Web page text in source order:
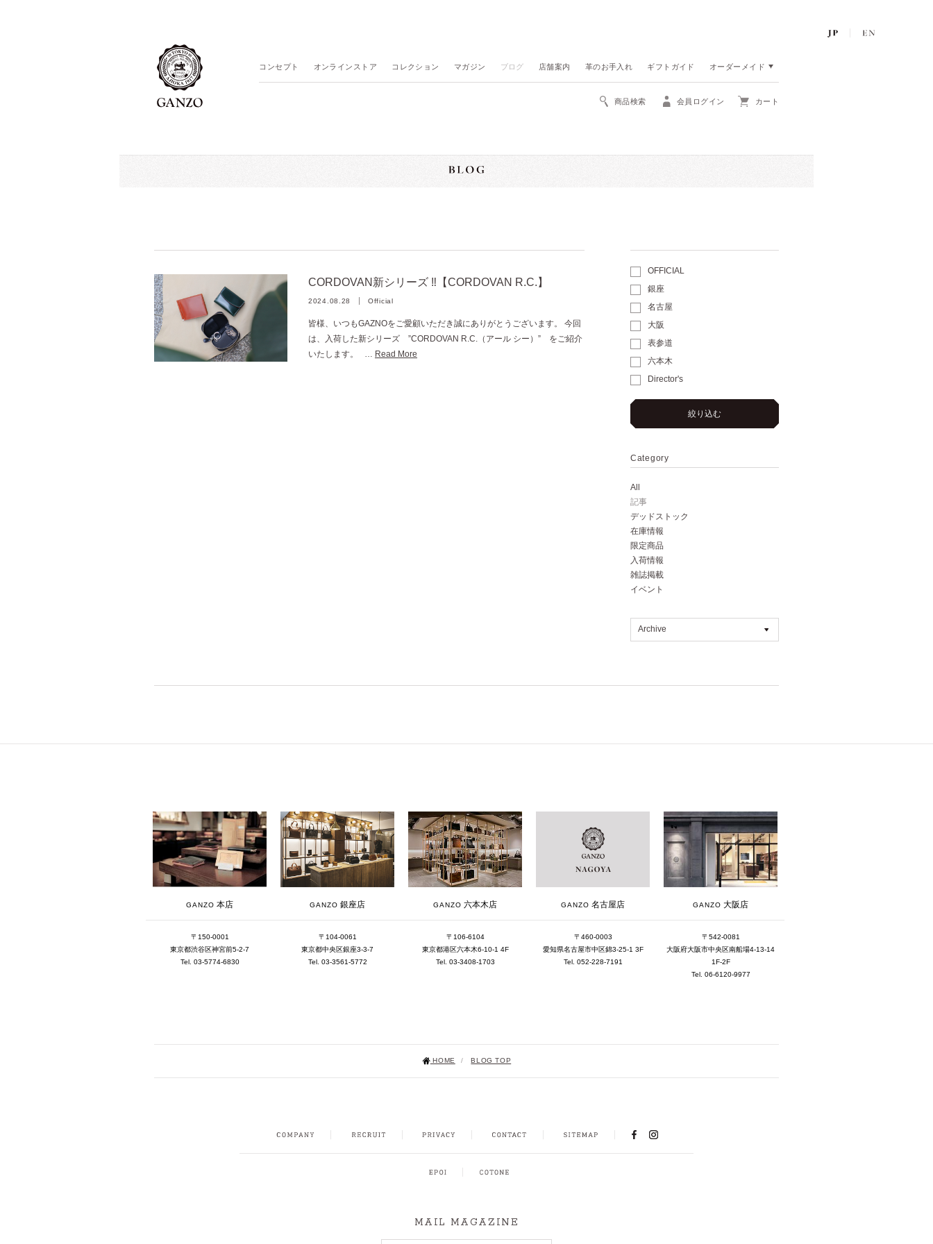
コンセプト オンラインストア コレクション マガジン ブログ 店舗案内 革のお手入れ ギフトガイド オーダーメイド
商品検索 会員ログイン カート
OFFICIAL
銀座
名古屋
大阪
表参道
六本木
Director's
絞り込む
Category
All
記事
デッドストック
在庫情報
限定商品
入荷情報
雑誌掲載
イベント
Archive
2026年4月 [7]
2025年12月 [2]
2025年11月 [6]
2025年10月 [8]
2025年9月 [8]
2025年1月 [1]
CORDOVAN新シリーズ ‼【CORDOVAN R.C.】
2024.08.28 Official
皆様、いつもGAZNOをご愛顧いただき誠にありがとうございます。 今回
は、入荷した新シリーズ ”CORDOVAN R.C.（アール シー）” をご紹介
いたします。 … Read More
GANZO 本店
〒150-0001
東京都渋谷区神宮前5-2-7
Tel. 03-5774-6830
GANZO 銀座店
〒104-0061
東京都中央区銀座3-3-7
Tel. 03-3561-5772
GANZO 六本木店
〒106-6104
東京都港区六本木6-10-1 4F
Tel. 03-3408-1703
GANZO 名古屋店
〒460-0003
愛知県名古屋市中区錦3-25-1 3F
Tel. 052-228-7191
GANZO 大阪店
〒542-0081
大阪府大阪市中央区南船場4-13-14
1F-2F
Tel. 06-6120-9977
HOME / BLOG TOP
INSTAGRAM
MAIL MAGAZINE